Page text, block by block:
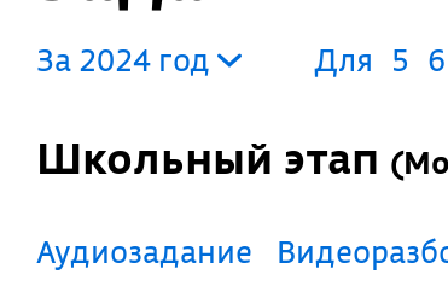
За 2024 год Для 5 6
Школьный этап (
Аудиозадание